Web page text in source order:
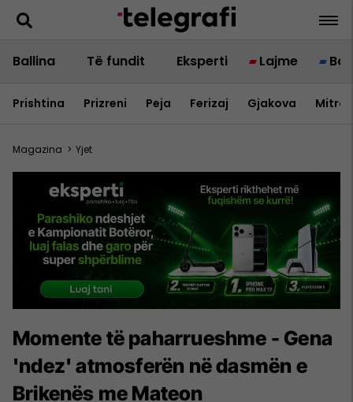
Ballina Të fundit Eksperti Lajme
Prishtina Prizreni Peja Ferizaj Gjakova
Magazina > Yjet
Momente të paharrueshme - Gena
'ndez' atmosferën në dasmën e
Brikenës me Mateon